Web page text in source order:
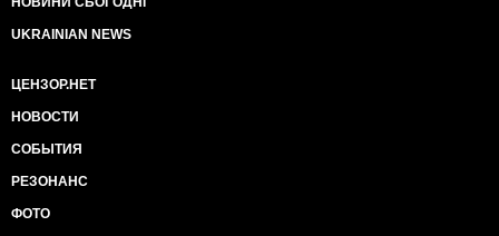
UKRAINIAN NEWS
ЦЕНЗОР.НЕТ
НОВОСТИ
СОБЫТИЯ
РЕЗОНАНС
ФОТО